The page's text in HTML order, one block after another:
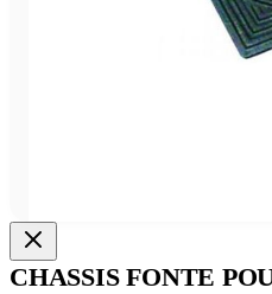
CHASSIS FONTE